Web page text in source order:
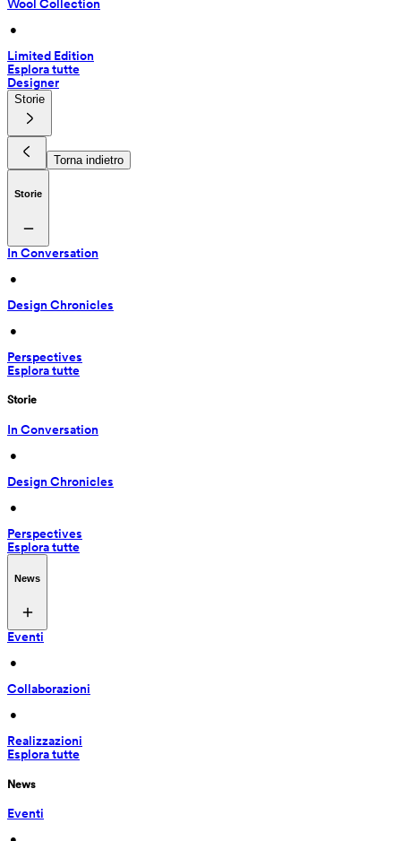
Wool Collection
•
Limited Edition
Esplora tutte
Designer
Storie
Torna indietro
Storie
In Conversation
•
Design Chronicles
•
Perspectives
Esplora tutte
Storie
In Conversation
•
Design Chronicles
•
Perspectives
Esplora tutte
News
Eventi
•
Collaborazioni
•
Realizzazioni
Esplora tutte
News
Eventi